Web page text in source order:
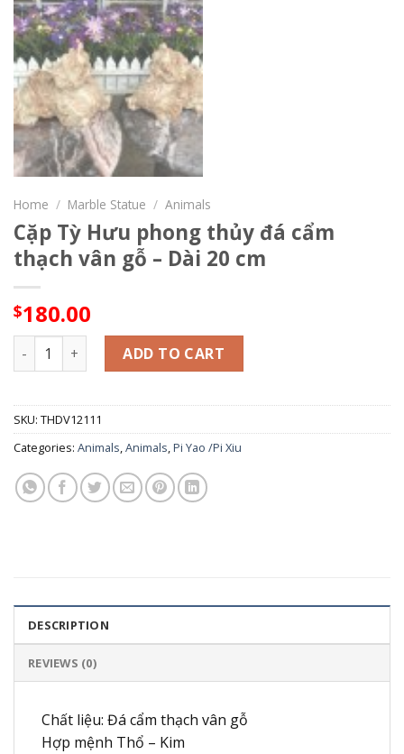
Home / Marble Statue / Animals
Cặp Tỳ Hưu phong thủy đá cẩm
thạch vân gỗ – Dài 20 cm
$180.00
Cặp Tỳ Hưu phong thủy đá cẩm thạch vân gỗ - Dài 20 cm
ADD TO CART
SKU: THDV12111
Categories: Animals,Animals,Pi Yao /Pi Xiu
DESCRIPTION
REVIEWS (0)
Chất liệu: Đá cẩm thạch vân gỗ
Hợp mệnh Thổ – Kim